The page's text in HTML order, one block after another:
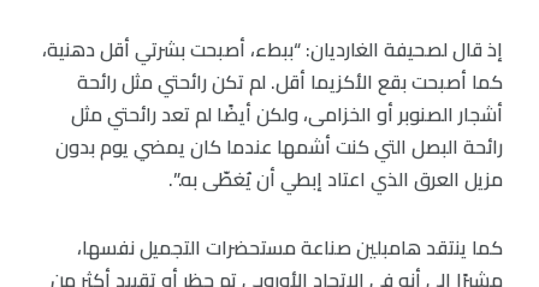
إذ قال لصحيفة الغارديان: “ببطء، أصبحت بشرتي أقل دهنية،
كما أصبحت بقع الأكزيما أقل. لم تكن رائحتي مثل رائحة
أشجار الصنوبر أو الخزامى، ولكن أيضًا لم تعد رائحتي مثل
رائحة البصل التي كنت أشمها عندما كان يمضي يوم بدون
مزيل العرق الذي اعتاد إبطي أن يُغطّى به.”.
كما ينتقد هامبلين صناعة مستحضرات التجميل نفسها،
مشيرًا إلى أنه في الاتحاد الأوروبي تم حظر أو تقييد أكثر من